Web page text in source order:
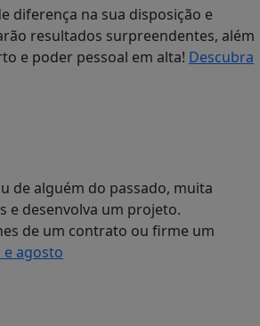
diferença na sua disposição e
resultados surpreendentes, além
e poder pessoal em alta! Descubra
de alguém do passado, muita
e desenvolva um projeto.
de um contrato ou firme um
agosto